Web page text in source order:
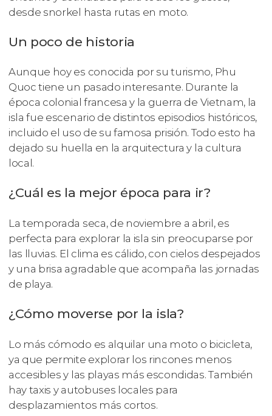
desde snorkel hasta rutas en moto.
Un poco de historia
Aunque hoy es conocida por su turismo, Phu
Quoc tiene un pasado interesante. Durante la
época colonial francesa y la guerra de Vietnam, la
isla fue escenario de distintos episodios históricos,
incluido el uso de su famosa prisión. Todo esto ha
dejado su huella en la arquitectura y la cultura
local.
¿Cuál es la mejor época para ir?
La temporada seca, de noviembre a abril, es
perfecta para explorar la isla sin preocuparse por
las lluvias. El clima es cálido, con cielos despejados
y una brisa agradable que acompaña las jornadas
de playa.
¿Cómo moverse por la isla?
Lo más cómodo es alquilar una moto o bicicleta,
ya que permite explorar los rincones menos
accesibles y las playas más escondidas. También
hay taxis y autobuses locales para
desplazamientos más cortos.